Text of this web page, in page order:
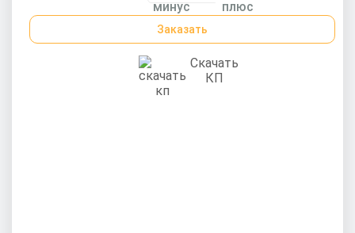
Заказать
Скачать
КП